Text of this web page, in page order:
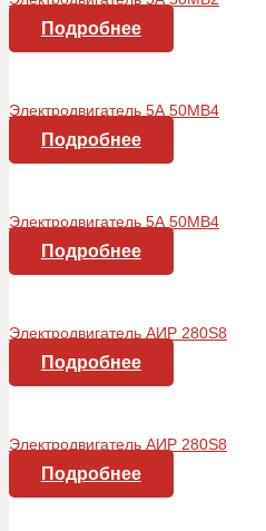
Подробнее
Электродвигатель 5А 50МВ4
Подробнее
Электродвигатель 5А 50МВ4
Подробнее
Электродвигатель AИР 280S8
Подробнее
Электродвигатель AИР 280S8
Подробнее